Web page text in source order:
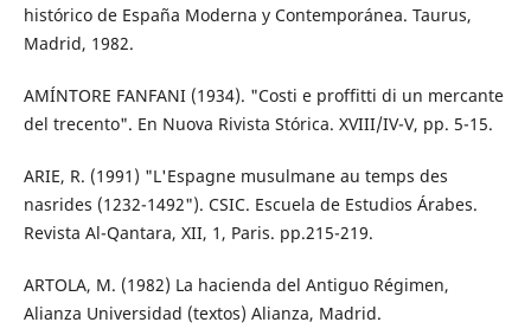
histórico de España Moderna y Contemporánea. Taurus,
Madrid, 1982.
AMÍNTORE FANFANI (1934). "Costi e proffitti di un mercante
del trecento". En Nuova Rivista Stórica. XVIII/IV-V, pp. 5-15.
ARIE, R. (1991) "L'Espagne musulmane au temps des
nasrides (1232-1492"). CSIC. Escuela de Estudios Árabes.
Revista Al-Qantara, XII, 1, Paris. pp.215-219.
ARTOLA, M. (1982) La hacienda del Antiguo Régimen,
Alianza Universidad (textos) Alianza, Madrid.